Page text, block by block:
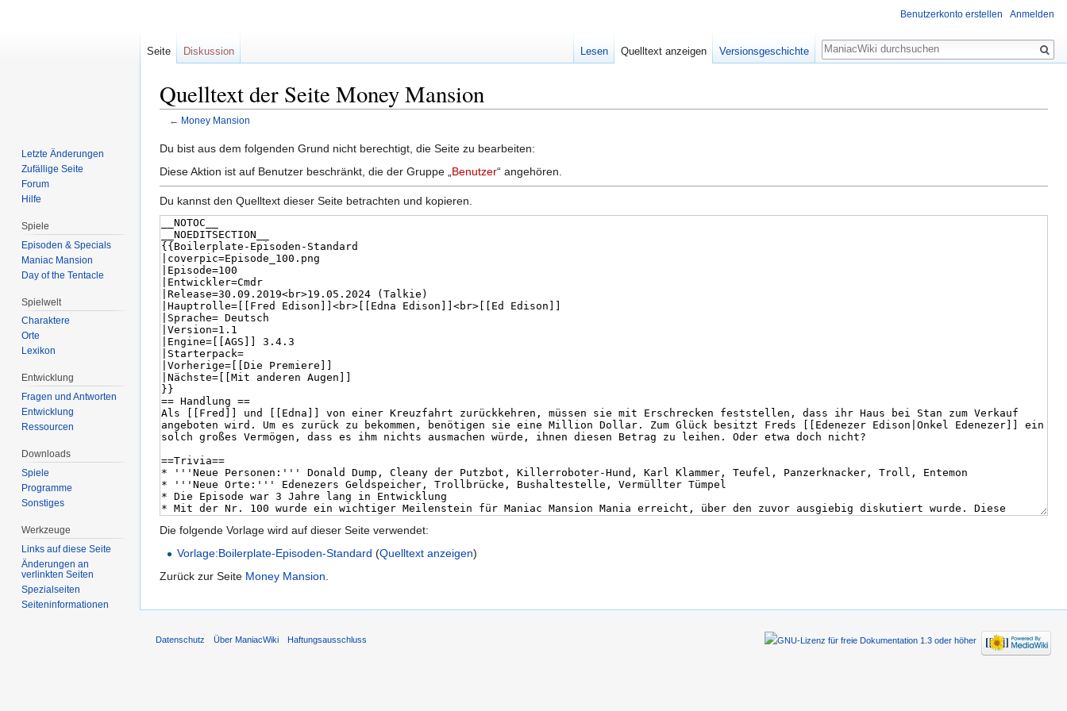
Quelltext der Seite Money Mansion
← Money Mansion
Zur
Navigation
Zur
Suche
Du bist aus dem folgenden Grund nicht berechtigt, die Seite zu bearbeiten:
Diese Aktion ist auf Benutzer beschränkt, die der Gruppe „ Benutzer“ angehören.
Du kannst den Quelltext dieser Seite betrachten und kopieren.
Die folgende Vorlage wird auf dieser Seite verwendet:
Vorlage:Boilerplate-Episoden-Standard (Quelltext anzeigen)
Zurück zur Seite Money Mansion.
Benutzerkonto erstellen Anmelden
Seite Diskussion Lesen Quelltext anzeigen Versionsgeschichte
Suche
Letzte Änderungen
Zufällige Seite
Forum
Hilfe
Spiele
Episoden & Specials
Maniac Mansion
Day of the Tentacle
Spielwelt
Charaktere
Orte
Lexikon
Entwicklung
Fragen und Antworten
Entwicklung
Ressourcen
Downloads
Spiele
Programme
Sonstiges
Werkzeuge
Links auf diese Seite
Änderungen an
verlinkten Seiten
Spezialseiten
Seiten­informationen
Datenschutz Über ManiacWiki Haftungsausschluss